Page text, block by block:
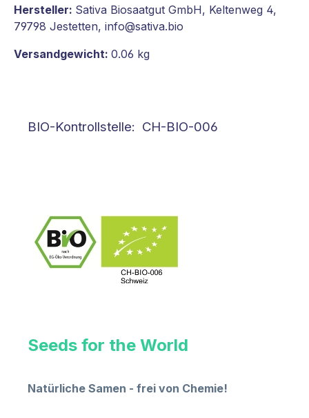
Hersteller: Sativa Biosaatgut GmbH, Keltenweg 4,
79798 Jestetten, info@sativa.bio
Versandgewicht: 0.06 kg
BIO-Kontrollstelle: CH-BIO-006
Seeds for the World
Natürliche Samen - frei von Chemie!